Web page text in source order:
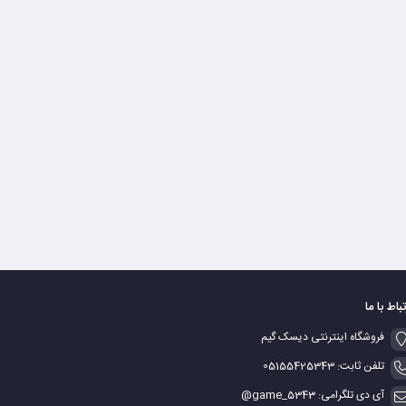
با ما
فروشگاه اینترنتی دیسک گیم
تلفن ثابت: 05155425343
آی دی تلگرامی: game_5343@